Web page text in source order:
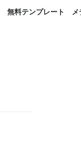
無料テンプレート メ